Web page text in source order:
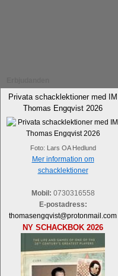
Privata schacklektioner med IM
Thomas Engqvist 2026
Foto: Lars OA Hedlund
Mer information om
schacklektioner
Mobil: 0730316558
E-postadress:
thomasengqvist@protonmail.com
NY SCHACKBOK 2026